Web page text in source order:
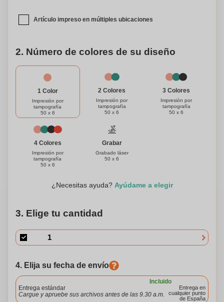
lo hace verdaderamente único. Expresa tu individualidad y
Artículo impreso en múltiples ubicaciones
2. Número de colores de su diseño
1 Color
Impresión por
tampografía
50 x 6
2 Colores
Impresión por
tampografía
50 x 6
3 Colores
Impresión por
tampografía
50 x 6
4 Colores
Impresión por
tampografía
50 x 6
Grabar
Grabado láser
50 x 6
¿Necesitas ayuda? Ayúdame a elegir
3. Elige tu cantidad
4. Elija su fecha de envío
Incluido
Entrega estándar
Cargue y apruebe sus archivos antes de las 9.30 a.m.
Entrega en
cualquier punto
de España